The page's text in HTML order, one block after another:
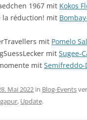
1967 mit Kokos
la réduction! mit
mit Pomelo
mit Sugee-
mit Semifreddo-
Mai 2022 in Blog-Events
, Update.